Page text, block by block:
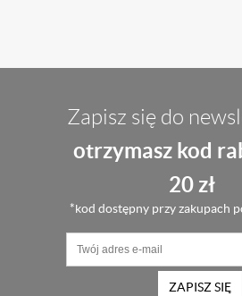
Zapisz się do
otrzymasz kod
20 zł
*kod dostępny przy zakupach
ZAPISZ SIĘ